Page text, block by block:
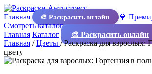
Главная 🎨 Раскрасить онлайн
💎
Смотреть каталог
Главная Каталог 🎨 Раскрасить онлайн
Главная /Цветы /Раскраска для взрослых:
цвету